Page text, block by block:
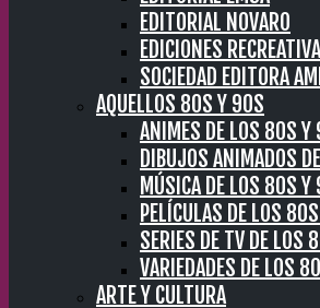
EDITORIAL NOVARO
EDICIONES
SOCIEDAD EDITORA
AQUELLOS 80S Y 90S
ANIMES DE LOS 80S Y
DIBUJOS ANIMADOS
MÚSICA DE LOS 80S Y
PELÍCULAS DE LOS
SERIES DE TV DE LOS
VARIEDADES DE LOS
ARTE Y CULTURA